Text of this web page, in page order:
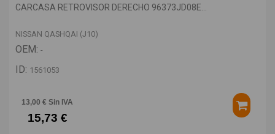
CARCASA RETROVISOR DERECHO 96373JD08E...
NISSAN QASHQAI (J10)
OEM: -
ID: 1561053
13,00 € Sin IVA
15,73 €